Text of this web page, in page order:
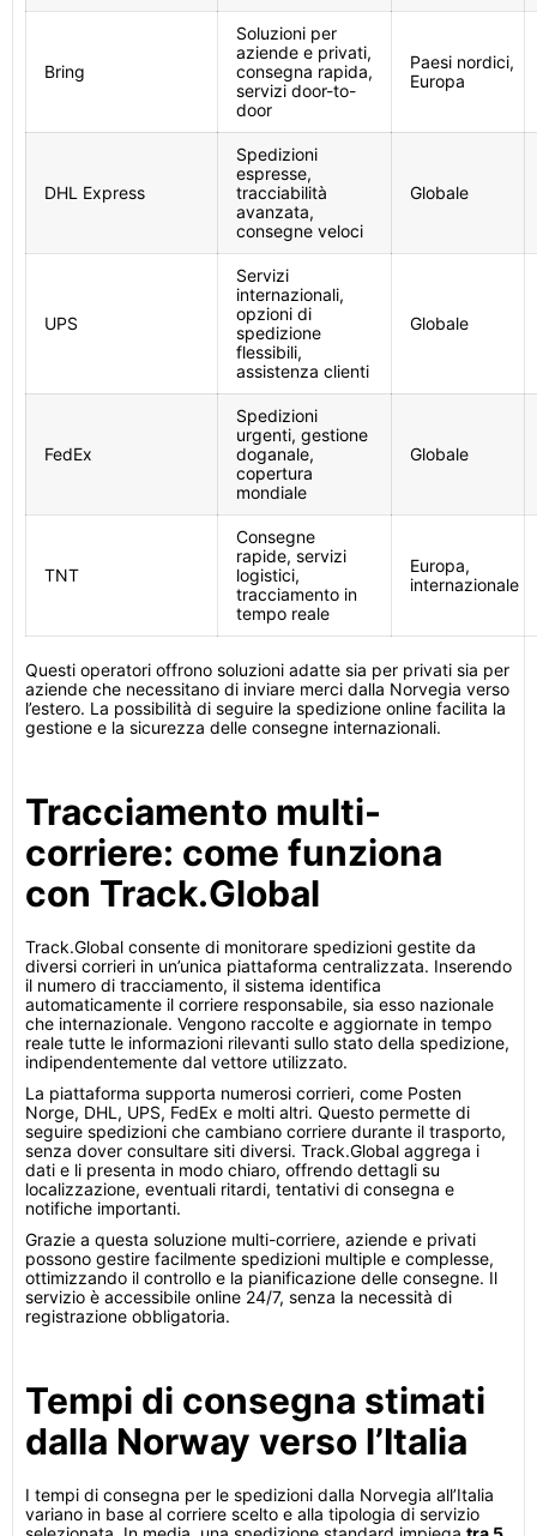
Bring
Soluzioni per
aziende e privati,
consegna rapida,
servizi door-to-
door
Paesi nordici,
Europa
DHL Express
Spedizioni
espresse,
tracciabilità
avanzata,
consegne veloci
Globale
UPS
Servizi
internazionali,
opzioni di
spedizione
flessibili,
assistenza clienti
Globale
FedEx
Spedizioni
urgenti, gestione
doganale,
copertura
mondiale
Globale
TNT
Consegne
rapide, servizi
logistici,
tracciamento in
tempo reale
Europa,
internazionale
Questi operatori offrono soluzioni adatte sia per privati sia per
aziende che necessitano di inviare merci dalla Norvegia verso
l’estero. La possibilità di seguire la spedizione online facilita la
gestione e la sicurezza delle consegne internazionali.
Tracciamento multi-
corriere: come funziona
con Track.Global
Track.Global consente di monitorare spedizioni gestite da
diversi corrieri in un’unica piattaforma centralizzata. Inserendo
il numero di tracciamento, il sistema identifica
automaticamente il corriere responsabile, sia esso nazionale
che internazionale. Vengono raccolte e aggiornate in tempo
reale tutte le informazioni rilevanti sullo stato della spedizione,
indipendentemente dal vettore utilizzato.
La piattaforma supporta numerosi corrieri, come Posten
Norge, DHL, UPS, FedEx e molti altri. Questo permette di
seguire spedizioni che cambiano corriere durante il trasporto,
senza dover consultare siti diversi. Track.Global aggrega i
dati e li presenta in modo chiaro, offrendo dettagli su
localizzazione, eventuali ritardi, tentativi di consegna e
notifiche importanti.
Grazie a questa soluzione multi-corriere, aziende e privati
possono gestire facilmente spedizioni multiple e complesse,
ottimizzando il controllo e la pianificazione delle consegne. Il
servizio è accessibile online 24/7, senza la necessità di
registrazione obbligatoria.
Tempi di consegna stimati
dalla Norway verso l’Italia
I tempi di consegna per le spedizioni dalla Norvegia all’Italia
variano in base al corriere scelto e alla tipologia di servizio